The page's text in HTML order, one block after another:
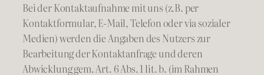
Bei der Kontaktaufnahme mit uns (z.B. per
Kontaktformular, E-Mail, Telefon oder via sozialer
Medien) werden die Angaben des Nutzers zur
Bearbeitung der Kontaktanfrage und deren
Abwicklung gem. Art. 6 Abs. 1 lit. b. (im Rahmen